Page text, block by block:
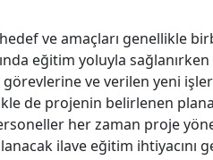
ve amaçları genellikle
eğitim yoluyla
ve verilen yeni
de projenin belirlenen
her zaman proje
ilave eğitim ihtiyacını